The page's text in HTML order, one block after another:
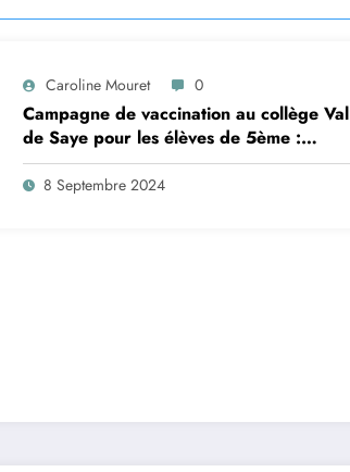
Caroline Mouret 0
Campagne de vaccination au collège Val
de Saye pour les élèves de 5ème :
inscription en ligne avant le 28
septembre 2024
8 Septembre 2024